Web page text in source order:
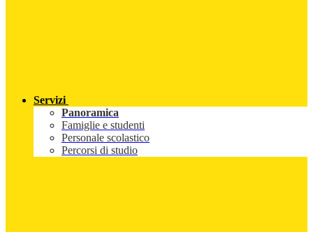
Servizi
Panoramica
Famiglie e studenti
Personale scolastico
Percorsi di studio